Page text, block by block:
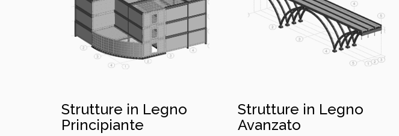
Strutture in Legno
Principiante
Strutture in Legno
Avanzato